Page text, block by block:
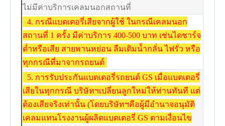
ไม่มีค่าบริการเคลมนอกสถานที่
4. กรณีแบตเตอรี่เสียจากผู้ใช้ ในกรณีเคลมนอก
สถานที่ 1 ครั้ง มีค่าบริการ 400-500 บาท เช่นไดชาร์จ
ต่ำหรือเสีย สายพานหย่อน ลืมเติมน้ำกลั่น ไฟรั่ว หรือ
ทุกกรณีที่มาจากรถยนต์
5. การรับประกันแบตเตอรี่รถยนต์ GS เมื่อแบตเตอรี่
เสียในทุกกรณี บริษัทฯเปลี่ยนลูกใหม่ให้ท่านทันที แต่
ต้องเสียจริงเท่านั้น (โดยบริษัทฯคือผู้มีอำนาจอนุมัติ
เคลมแทนโรงงานผู้ผลิตแบตเตอรี่ GS ตามเงื่อนไข